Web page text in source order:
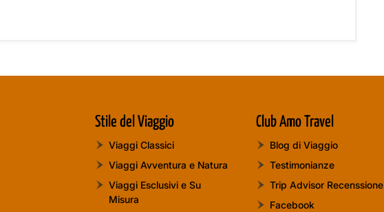
Stile del Viaggio
Viaggi Classici
Viaggi Avventura e Natura
Viaggi Esclusivi e Su
Misura
Club Amo Travel
Blog di Viaggio
Testimonianze
Trip Advisor Recenssione
Facebook